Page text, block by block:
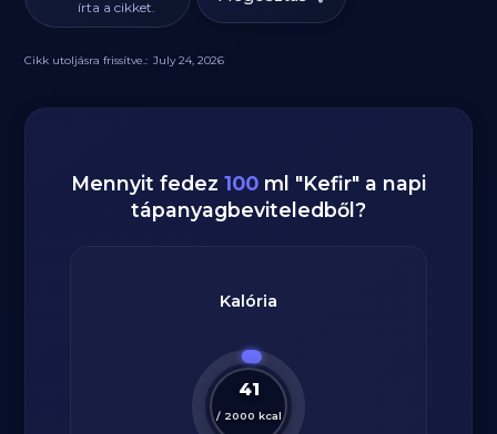
írta a cikket.
Cikk utoljásra frissítve.: July 24, 2026
Mennyit fedez 100 ml "Kefir" a napi
tápanyagbeviteledből?
Kalória
41
/ 2000 kcal